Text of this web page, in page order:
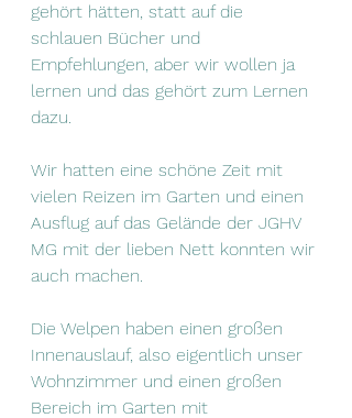
gehört hätten, statt auf die
schlauen Bücher und
Empfehlungen, aber wir wollen ja
lernen und das gehört zum Lernen
dazu.
Wir hatten eine schöne Zeit mit
vielen Reizen im Garten und einen
Ausflug auf das Gelände der JGHV
MG mit der lieben Nett konnten wir
auch machen.
Die Welpen haben einen großen
Innenauslauf, also eigentlich unser
Wohnzimmer und einen großen
Bereich im Garten mit